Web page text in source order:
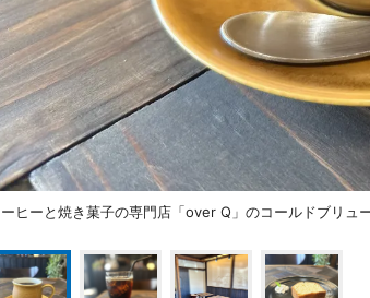
ーヒーと焼き菓子の専門店「over Q」のコールドブリュ